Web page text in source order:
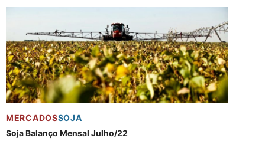
MERCADOSSOJA
Soja Balanço Mensal Julho/22